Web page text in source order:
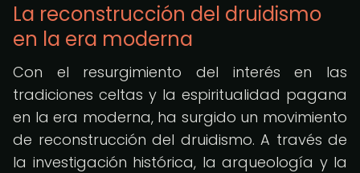
La reconstrucción del druidismo
en la era moderna
Con el resurgimiento del interés en las
tradiciones celtas y la espiritualidad pagana
en la era moderna, ha surgido un movimiento
de reconstrucción del druidismo. A través de
la investigación histórica, la arqueología y la